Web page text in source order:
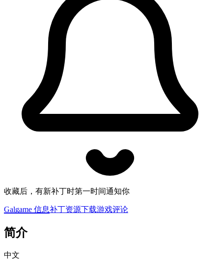
收藏后，有新补丁时第一时间通知你
Galgame 信息补丁资源下载游戏评论
简介
中文